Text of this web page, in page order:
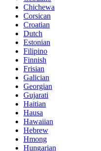
Chichewa
Corsican
Croatian
Dutch
Estonian
Filipino
Finnish
Frisian
Galician
Georgian
Gujarati
Haitian
Hausa
Hawaiian
Hebrew
Hmong
Hungarian